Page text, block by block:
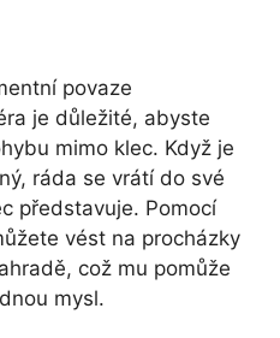
povaze
je důležité, abyste
mimo klec. Když je
ráda se vrátí do své
představuje. Pomocí
vést na procházky
což mu pomůže
mysl.